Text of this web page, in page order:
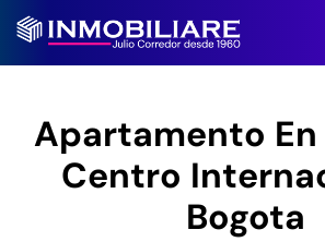
Apartamento
Centro
Bogota